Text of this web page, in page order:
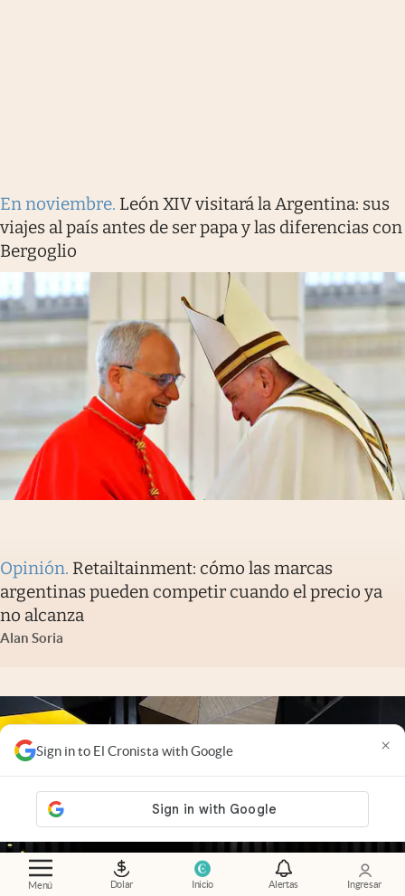
Menú Dolar Inicio Alertas Ingresar
Sign in to El Cronista with Google ×
En noviembre. León XIV visitará la Argentina: sus
viajes al país antes de ser papa y las diferencias con
Bergoglio
Opinión. Retailtainment: cómo las marcas
argentinas pueden competir cuando el precio ya
no alcanza
Alan Soria